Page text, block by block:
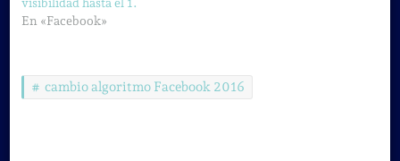
En «Facebook»
cambio algoritmo Facebook 2016